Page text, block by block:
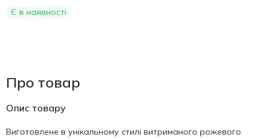
Є в наявності
Про товар
Опис товару
Виготовлене в унікальному стилі витриманого рожевого